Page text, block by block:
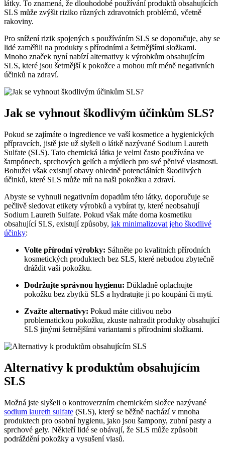
látky. To znamená, že dlouhodobé používání produktů obsahujících
SLS může zvýšit riziko různých zdravotních problémů, včetně
rakoviny.
Pro snížení rizik spojených s používáním SLS se doporučuje, aby se
lidé zaměřili na produkty s přírodními a šetrnějšími složkami.
Mnoho značek nyní nabízí alternativy k výrobkům obsahujícím
SLS, které jsou šetrnější k pokožce a mohou mít méně negativních
účinků na zdraví.
Jak se vyhnout škodlivým účinkům SLS?
Pokud se zajímáte o ingredience ve vaší kosmetice a hygienických
přípravcích, jistě jste už slyšeli o látkě nazývané Sodium Laureth
Sulfate (SLS). Tato chemická látka je velmi často používána ve
šampónech, sprchových gelích a mýdlech pro své pěnivé vlastnosti.
Bohužel však existují obavy ohledně potenciálních škodlivých
účinků, které SLS může mít na naši pokožku a zdraví.
Abyste se vyhnuli negativním dopadům této látky, doporučuje se
pečlivě sledovat etikety výrobků a vybírat ty, které neobsahují
Sodium Laureth Sulfate. Pokud však máte doma kosmetiku
obsahující SLS, existují způsoby, jak minimalizovat jeho škodlivé
účinky:
Volte přírodní výrobky: Sáhněte po kvalitních přírodních
kosmetických produktech bez SLS, které nebudou zbytečně
dráždit vaši pokožku.
Dodržujte správnou hygienu: Důkladně oplachujte
pokožku bez zbytků SLS a hydratujte ji po koupání či mytí.
Zvažte alternativy: Pokud máte citlivou nebo
problematickou pokožku, zkuste nahradit produkty obsahující
SLS jinými šetrnějšími variantami s přírodními složkami.
Alternativy k produktům obsahujícím
SLS
Možná jste slyšeli o kontroverzním chemickém složce nazývané
sodium laureth sulfate (SLS), který se běžně nachází v mnoha
produktech pro osobní hygienu, jako jsou šampony, zubní pasty a
sprchové gely. Někteří lidé se obávají, že SLS může způsobit
podráždění pokožky a vysušení vlasů.